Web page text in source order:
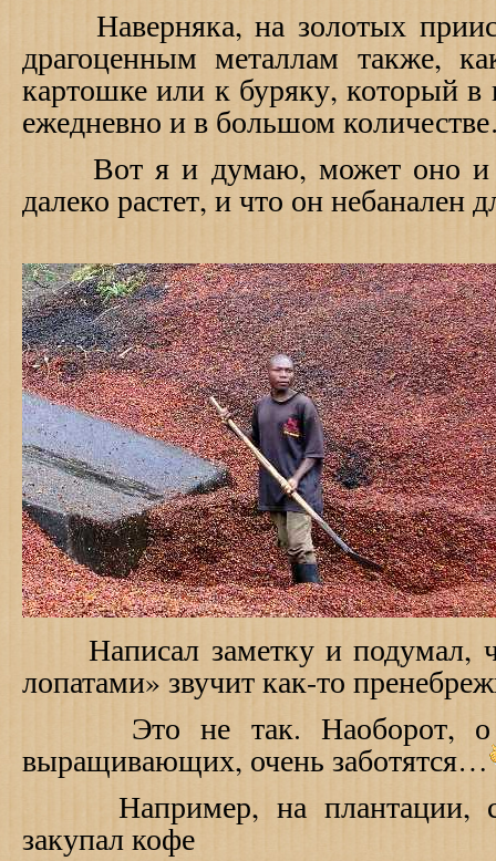
Наверняка, на золотых
драгоценным металлам также,
картошке или к буряку, который в
ежедневно и в большом
Вот я и думаю, может оно и
далеко растет, и что он небанален
Написал заметку и подумал,
лопатами» звучит как-то
Это не так. Наоборот, о
выращивающих, очень заботятся…
Например, на плантации,
закупал кофе